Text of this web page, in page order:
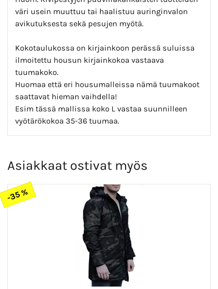
väri usein muuttuu tai haalistuu auringinvalon
avikutuksesta sekä pesujen myötä.
Kokotaulukossa on kirjainkoon perässä suluissa
ilmoitettu housun kirjainkokoa vastaava
tuumakoko.
Huomaa että eri housumalleissa nämä tuumakoot
saattavat hieman vaihdella!
Esim tässä mallissa koko L vastaa suunnilleen
vyötärökokoa 35-36 tuumaa.
Asiakkaat ostivat myös
-35 %